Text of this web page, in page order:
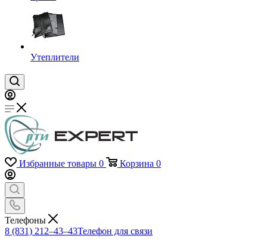
Утеплители
Избранные товары 0 Корзина 0
Телефоны
8 (831) 212–43–43Телефон для связи